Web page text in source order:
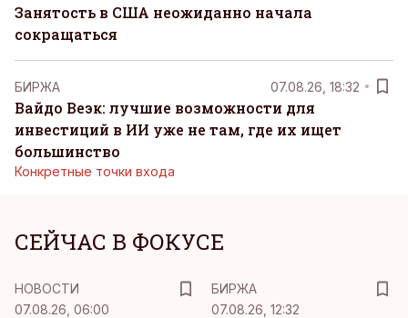
Занятость в США неожиданно начала
сокращаться
БИРЖА 07.08.26, 18:32
Вайдо Веэк: лучшие возможности для
инвестиций в ИИ уже не там, где их ищет
большинство
Конкретные точки входа
СЕЙЧАС В ФОКУСЕ
НОВОСТИ
07.08.26, 06:00
БИРЖА
07.08.26, 12:32